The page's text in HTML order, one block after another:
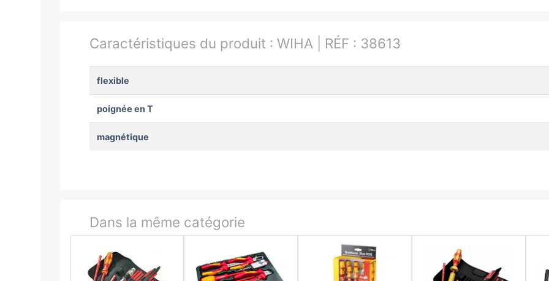
Caractéristiques du produit : WIHA | RÉF : 38613
flexible
poignée en T
magnétique
Dans la même catégorie